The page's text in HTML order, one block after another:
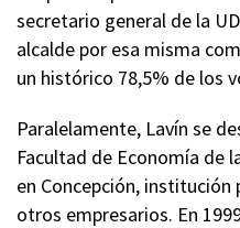
secretario general de la
alcalde por esa misma
un histórico 78,5% de los
Paralelamente, Lavín se
Facultad de Economía de
en Concepción,
otros empresarios. En